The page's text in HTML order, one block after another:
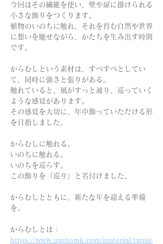
今回はその繊維を使い、壁や扉に掛けられる
小さな飾りをつくります。
植物のいのちに触れ、それを育む自然や世界
に想いを馳せながら、かたちを生み出す時間
です。
からむしという素材は、すべすべとしてい
て、同時に強さと張りがある。
触れていると、風がすっと通り、巡っていく
ような感覚があります。
その感覚を大切に、年中飾っていただける形
を目指しました。
からむしに触れる。
いのちに触れる。
いのちを巡らす。
この飾りを「巡り」と名付けました。
からむしとともに、新たな年を迎える準備
を。
からむしとは：
https://www.umitomk.com/material/ramie